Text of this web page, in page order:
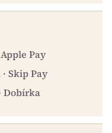
Pay
Skip Pay
Dobírka